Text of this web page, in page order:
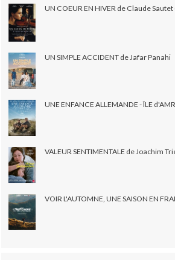
UN COEUR EN HIVER de Claude
UN SIMPLE ACCIDENT de Jafar Panahi
UNE ENFANCE ALLEMANDE - ÎLE
VALEUR SENTIMENTALE de Joachim
VOIR L'AUTOMNE, UNE SAISON EN